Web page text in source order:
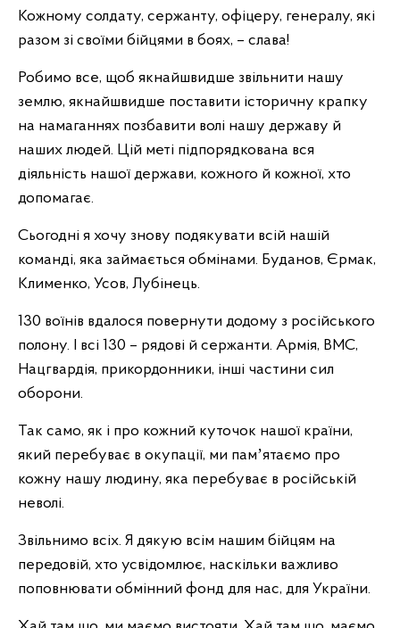
Кожному солдату, сержанту, офіцеру, генералу, які
разом зі своїми бійцями в боях, – слава!
Робимо все, щоб якнайшвидше звільнити нашу
землю, якнайшвидше поставити історичну крапку
на намаганнях позбавити волі нашу державу й
наших людей. Цій меті підпорядкована вся
діяльність нашої держави, кожного й кожної, хто
допомагає.
Сьогодні я хочу знову подякувати всій нашій
команді, яка займається обмінами. Буданов, Єрмак,
Клименко, Усов, Лубінець.
130 воїнів вдалося повернути додому з російського
полону. І всі 130 – рядові й сержанти. Армія, ВМС,
Нацгвардія, прикордонники, інші частини сил
оборони.
Так само, як і про кожний куточок нашої країни,
який перебуває в окупації, ми памʼятаємо про
кожну нашу людину, яка перебуває в російській
неволі.
Звільнимо всіх. Я дякую всім нашим бійцям на
передовій, хто усвідомлює, наскільки важливо
поповнювати обмінний фонд для нас, для України.